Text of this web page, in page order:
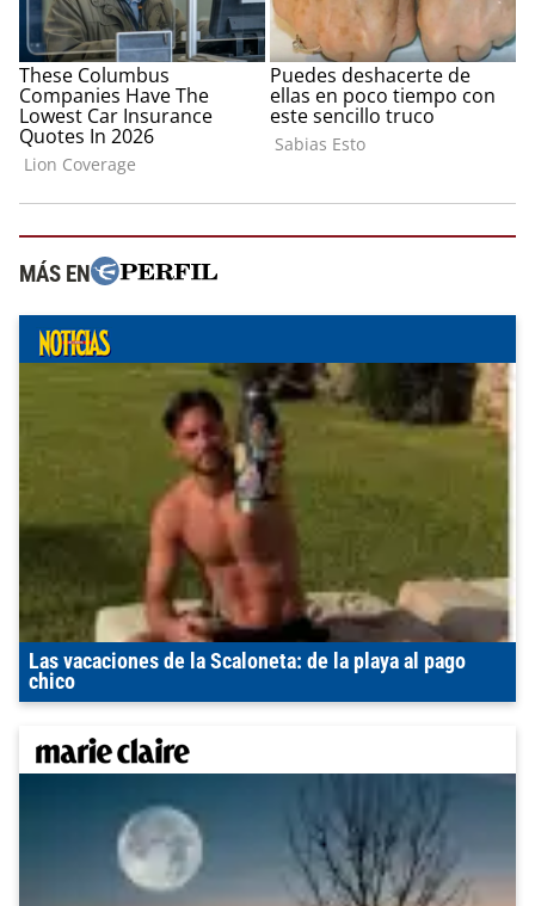
MÁS EN
Las vacaciones de la Scaloneta: de la playa al pago
chico